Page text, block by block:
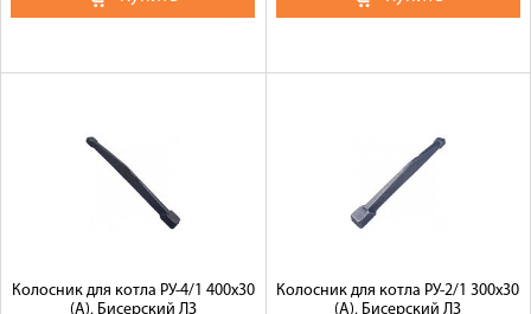
Колосник для котла РУ-4/1 400х30
(А), Бисерский ЛЗ
Колосник для котла РУ-2/1 300х30
(А), Бисерский ЛЗ